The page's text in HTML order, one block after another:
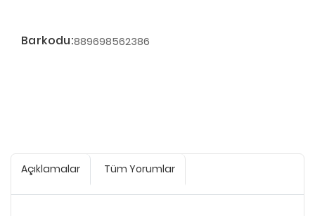
Barkodu:889698562386
Açıklamalar Tüm Yorumlar